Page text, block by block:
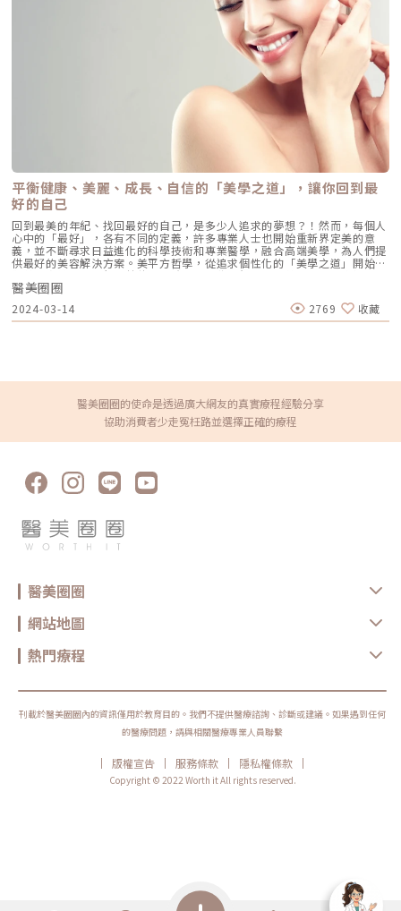
認同，是繼續前進的動力堅持初衷，得到客戶的認同、以及口耳介紹的回
饋，這種莫大的成就感，也是賦予陳建名院長和團隊們得以繼續向前的動
力。其次，給客戶「良心」的建議，也是贏得客人信賴的關鍵。如果客戶已
經做過功課，有自己的想法，賦真妍會與客戶溝通現在的狀況是否適合想要
做的療程；若是沒那麼適合，但客戶卻指定該療程，我們也會給予正確的觀
念及良心的建議。「我不希望她白花錢，而是要把錢花在刀口上」。「未
來，我們希望提供追求美的客戶，用最新的科技，以客戶的福祉為最大的依
歸」，醫美的先進設備不時迭代更新，還要考量消費者喜新厭舊的心理，賦
真妍也會視客戶的需求不斷引進最新的科技和設備，為每個人打造專屬於自
己、獨一無二的美麗。賦真妍皮膚專科診所 陳建名 院長。 圖/賦真妍診所
提供❤️ 想了解更多關於賦真妍皮膚專科診所❤️☎️中山店02-27771589? 中
山店台北市中山區八德路二段315,317,319號☎️忠孝店02-27711158? 忠
孝店台北市忠孝東路四段162號3樓⭕️賦真妍皮膚專科診所官方網站
⭕️Instagram⭕️ Facebook⭕️ Line@官方帳號
脂槍填補凹陷。恢復期較長、包括抽脂部位與補脂部位的瘀青腫脹和凹凸不
平。風險相對較高，一旦失敗不容易取出、形狀難以後續調整。存活率雖然
是個議題，雖然會有部分脂肪細胞死亡，但實際上都能達到一定程度進步。
不過存活下來的脂肪可能在未來隨著個人體重增減而改變大小形狀，不好預
測。頰凹究竟要打什麼，可以與經驗豐富的醫師溝通想要的效果、恢復期、
期望的進步速度、希望的治療次數，來找出最適合自己的選項。至於鳳凰電
波拉皮、音波拉提、索夫波等療程雖然可以刺激皮膚增生膠原蛋白，但造成
的效果是輪廓收緊、而不是體積增加，無法有效改善面頰凹陷。澳大利亞美
容醫學大會邀請凝境美學診所曾繁聞醫師演講–不同膠原蛋白增生劑的特性
和臨床應用：舒顏萃、精靈針、洢蓮絲、微晶瓷的比較（圖／凝境美學診
所-曾繁聞醫師提供）《點擊看完整文章介紹》文章轉載自「凝境美學診所-
下延伸至下巴。法令紋為什麼會變明顯？不只是膠原蛋白流失法令紋通常不
是突然出現，而是受到臉部骨架、脂肪分布、組織鬆弛、表情牽動與皮膚狀
態等因素影響。每個人的成因不同，也可能同時存在多種原因。1. 皮膚彈性
與支撐下降隨著年齡增加，皮膚中的膠原蛋白與彈性蛋白逐漸減少，皮膚的
彈性與支撐力也可能下降。當臉頰開始出現鬆弛，鼻翼到嘴角之間的折痕就
會更明顯。2. 臉部骨架與鼻基底條件有些人的鼻基底或中臉天生較凹，鼻翼
與臉頰之間的高低落差較大，因此年輕時就可能看得到法令紋。隨著年齡變
化，臉部骨架與周圍軟組織的支撐條件也可能改變，讓原本不明顯的紋路逐
漸加深。3. 臉頰脂肪分布與組織下移臉頰脂肪較厚、較飽滿時，可能與鼻翼
旁形成明顯落差；隨著組織逐漸鬆弛下移，也可能在法令紋上方形成堆積，
讓溝痕看起來更深。法令紋不一定是脂肪流失造成，脂肪較多、位置下移，
也可能是原因之一。4. 表情肌反覆牽動說話、微笑或做表情時，口鼻周圍的
肌肉會反覆牽動皮膚，因此有些人的法令紋會在表情時特別明顯。不過，愛
笑並不等於一定會有深法令紋。是否形成固定折痕，仍與皮膚彈性、骨架支
撐、脂肪分布與組織狀態有關。5. 先天構造與個人差異鼻基底深淺、中臉立
體度、嘴部突出程度、脂肪分布與皮膚厚度，都可能影響法令紋的明顯程
度。因此，有些人年輕時就有法令紋，也不一定代表老化或皮膚狀態不好。
6. 乾燥可能讓紋路看起來更明顯皮膚缺水時，表面的細紋與折痕可能更明
顯，但乾燥通常不是造成深層法令紋的主要原因。日常保濕有助於維持皮膚
狀態，但無法取代對骨架、脂肪分布與組織鬆弛的評估。法令紋有哪些類
型？先看出現狀態與形成原因每個人的法令紋不太一樣。有人笑起來才明
顯，有人即使放鬆也看得到；看起來相似的紋路，背後成因也可能不同。依
主要形成原因，常見可分為四種類型：1. 骨骼型法令紋鼻基底或中臉支撐不
足，使鼻翼與臉頰之間的高低落差較明顯。這類法令紋可能從年輕時就看得
到。2. 鬆弛型法令紋皮膚與臉頰組織逐漸鬆弛下移，在法令紋上方形成堆
積，使紋路看起來更深。3. 肌肉型法令紋主要受到口鼻周圍表情肌牽動，通
態，才能找到適合自己的調整方向。法令紋療程怎麼選？先看形成原因與評
法令紋若主要和鼻基底、中臉凹陷或深層支撐不足有關，可評估： 高支撐
型玻尿酸 Restylane 瑞絲朗 OBT 系列 Teoxane 緹奧希玻尿酸 舒顏萃、洢
蓮絲、精靈針等膠原增生類療程 異體真皮粉或再生真皮粉 自體脂肪補脂、
貴族手術等手術方式調整重點不一定是直接填滿法令紋，而是依臉部條件補
嘴邊肉、輪廓鬆弛，可評估： 海芙音波 Ultraformer III／MPT 索夫波
Sofwave 鳳凰電波 Thermage FLX 埋線拉提 拉皮手術音波、電波與埋線的
作用層次及方式不同，也不代表所有鬆弛型法令紋都適合同一療程。若同時
令紋若放鬆時不明顯，但微笑、說話或做表情時加深，可評估： 肉毒桿菌
素 若合併靜態凹陷，再評估少量動態型玻尿酸口鼻周圍的表情肌較複雜，
肉毒的施打位置與劑量需要謹慎評估，以免影響笑容或表情自然度。4. 脂肪
合併明顯組織下移，也可再評估拉提療程。不過，臉頰脂肪較多不代表一定
需要減脂。仍要評估脂肪所在位置、中臉支撐與整體臉型，避免處理過度後
形成。5. 混合型法令紋多數人的法令紋不是只有單一原因，可能同時存在骨
架支撐不足、組織鬆弛、表情牽動與脂肪分布問題。因此，療程也可能採分
肉評估搭配靜態凹陷處理療程不一定需要一次全部進行，仍應依個人條件、
需求與醫師判斷安排。延伸閱讀：玻尿酸怎麼選擇？原廠國際講師教你判斷
電波」新概念！「逆時針」原理、效果與特色一次看常見問題（FAQ）：關
於法令紋你最想知道的事Q1：法令紋幾歲會開始出現？沒有固定年齡。有
些人受到鼻基底、中臉骨架或脂肪分布影響，年輕時就看得到；也有人隨著
皮膚彈性下降、臉頰組織鬆弛，法令紋才逐漸變明顯。有法令紋不一定代表
摩後可能因循環、浮腫或肌肉緊繃狀態改變，讓外觀看起來暫時不同，但目
前沒有足夠證據證明按摩能長期改變骨架支撐、脂肪分布或已形成的深層法
令紋。相關研究整體仍有限。按摩時也不宜過度用力拉扯皮膚。Q3：法令
養品可以消除法令紋嗎？保濕與防曬有助於維持皮膚狀態，乾燥造成的細紋
也可能因此看起來較不明顯，但保養品無法補足鼻基底或中臉支撐，也無法
讓已下移的組織回到原位。若法令紋主要和骨架、脂肪分布或組織鬆弛有
平衡健康、美麗、成長、自信的「美學之道」，讓你回到最
好的自己
回到最美的年紀、找回最好的自己，是多少人追求的夢想？！然而，每個人
心中的「最好」，各有不同的定義，許多專業人士也開始重新界定美的意
義，並不斷尋求日益進化的科學技術和專業醫學，融合高端美學，為人們提
供最好的美容解決方案。美平方哲學，從追求個性化的「美學之道」開始！
對美平方診所的執行長林佳雯、院長許至偉醫師來說，美，不是「複製」別
人的經驗，而是根據每個人的不同，打造「個性化」的體驗。這就是為什麼
診所以「平方」為名，而不是立方、甚至n次方，「我們剛剛好就好！」林
佳雯認為，只要比原本的你來的年輕、健康，或是看起來比實際年齡少個5
歲、10歲，剛剛好就好，「所以我們不做過多的、誇張的療程。」這也正符
年的外科醫師，同時兼具營養醫療、細胞治療技術專業，許至偉院長深切感
受到臨床經驗和學習交流的重要。「學習很重要，才能讓技術不斷進步。」
他進一步說明，很多優秀的醫師執業多年，往往都會發展出自己獨到的手
是一套量化的SOP可以完美達成使命的！「很多經驗不是從教科書或說明書
裡就可以學到的」，搭配高端的科技，為顧客提供最好的美容解決方案，這
從小就是過敏體質，不希望他從小就使用太多含類固醇藥物而走上了自行研
發天然保養品的路，最基本的要求就是自己的女兒也能使用。進而催生了精
華露、穀胱甘肽精華等產品，成分講究以天然花草純露為基底，專注於成分
電波，因為熱能的關係，皮膚會有乾燥、熱腫等問題，所以術後的修復很重
要。想要讓醫美效果更加分、縮短醫美術後恢復期，不同的醫美療程都有其
對應的術後保養照護方式，美平方進一步設計以修護肌膚和養膚為核心的療
程，不僅能有效修護肌膚，更能放鬆身心靈，帶來全面的舒適感受。搭配西
提升顏質」的秘密武器。從放鬆、修復到美顏，INDIBA英特波為身體注入
全新生命力擁有細胞治療技術醫師認證的許至偉院長，相當注重INDIBA英
胞的新陳代謝，促進1細胞再生，激活身體機能，可以應用在美容、體雕、
長直言，正常的醫美療程，無論是埋線、各種微整型、電音波甚至是最基本
的雷射療程，對皮膚組織都會造成不同程度的傷害，但INDIBA英特波利用
的是與其相反的原理，在非侵入與無熱傷害的前提下，達到皺紋與細紋改善
本，INDIBA是只有在高階診所才看的見；在台灣，也有越來越多診所引進
INDIBA，希望帶給顧客更好的體驗。尤其是在縮短術後修復時間這點，林
佳雯執行長自己就親身體驗過，她發現打完雙下巴的消脂針後，再結合
次見效，但這也符合美平方「不要過度治療」的理念。通常他們在接受顧客
的諮詢時，也會詳細說明，不致造成客戶的過度期待。「所有的醫療還是要
醫美圈圈
2024-03-14 2769 收藏
醫美圈圈的使命是透過廣大網友的真實療程經驗分享
協助消費者少走冤枉路並選擇正確的療程
醫美圈圈
網站地圖
熱門療程
刊載於醫美圈圈內的資訊僅用於教育目的。我們不提供醫療諮詢、診斷或建議。如果遇到任何
的醫療問題，請與相關醫療專業人員聯繫
| 版權宣告 | 服務條款 | 隱私權條款
|
Copyright © 2022 Worth it All rights reserved.